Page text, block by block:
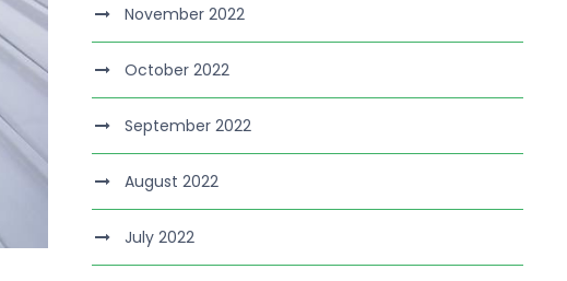
November 2022
October 2022
September 2022
August 2022
July 2022